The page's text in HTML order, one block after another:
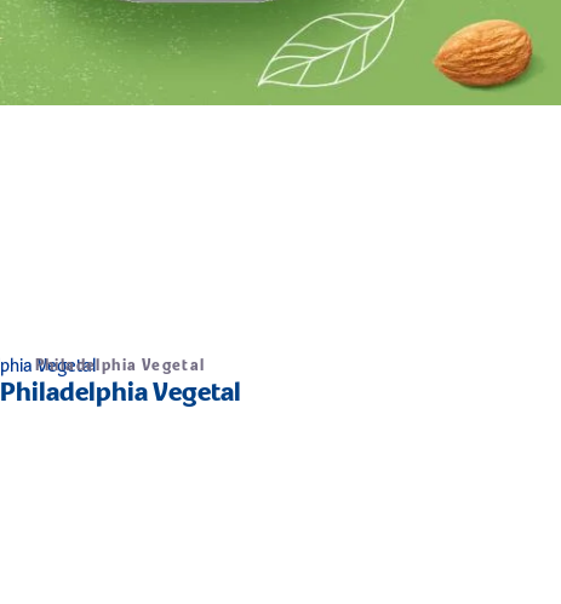
Philadelphia Vegetal
Philadelphia Vegetal